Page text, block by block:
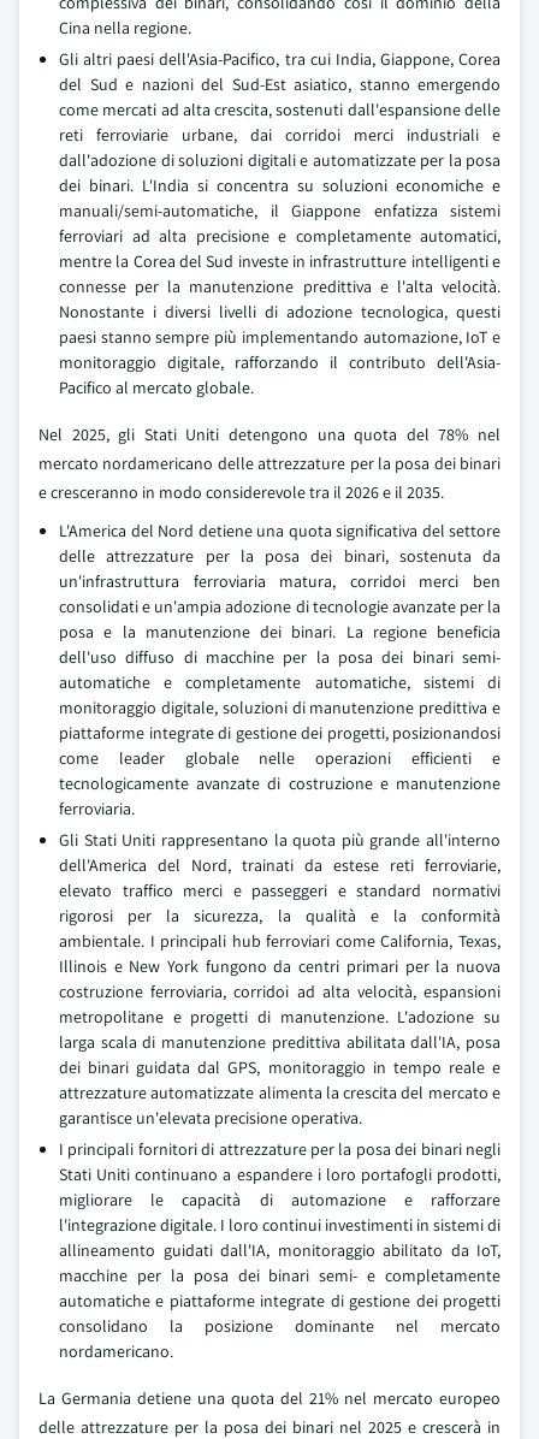
Cina nella regione.
Gli altri paesi dell'Asia-Pacifico, tra cui India, Giappone, Corea
del Sud e nazioni del Sud-Est asiatico, stanno emergendo
come mercati ad alta crescita, sostenuti dall'espansione delle
reti ferroviarie urbane, dai corridoi merci industriali e
dall'adozione di soluzioni digitali e automatizzate per la posa
dei binari. L'India si concentra su soluzioni economiche e
manuali/semi-automatiche, il Giappone enfatizza sistemi
ferroviari ad alta precisione e completamente automatici,
mentre la Corea del Sud investe in infrastrutture intelligenti e
connesse per la manutenzione predittiva e l'alta velocità.
Nonostante i diversi livelli di adozione tecnologica, questi
paesi stanno sempre più implementando automazione, IoT e
monitoraggio digitale, rafforzando il contributo dell'Asia-
Pacifico al mercato globale.
Nel 2025, gli Stati Uniti detengono una quota del 78% nel
mercato nordamericano delle attrezzature per la posa dei binari
e cresceranno in modo considerevole tra il 2026 e il 2035.
L'America del Nord detiene una quota significativa del settore
delle attrezzature per la posa dei binari, sostenuta da
un'infrastruttura ferroviaria matura, corridoi merci ben
consolidati e un'ampia adozione di tecnologie avanzate per la
posa e la manutenzione dei binari. La regione beneficia
dell'uso diffuso di macchine per la posa dei binari semi-
automatiche e completamente automatiche, sistemi di
monitoraggio digitale, soluzioni di manutenzione predittiva e
piattaforme integrate di gestione dei progetti, posizionandosi
come leader globale nelle operazioni efficienti e
tecnologicamente avanzate di costruzione e manutenzione
ferroviaria.
Gli Stati Uniti rappresentano la quota più grande all'interno
dell'America del Nord, trainati da estese reti ferroviarie,
elevato traffico merci e passeggeri e standard normativi
rigorosi per la sicurezza, la qualità e la conformità
ambientale. I principali hub ferroviari come California, Texas,
Illinois e New York fungono da centri primari per la nuova
costruzione ferroviaria, corridoi ad alta velocità, espansioni
metropolitane e progetti di manutenzione. L'adozione su
larga scala di manutenzione predittiva abilitata dall'IA, posa
dei binari guidata dal GPS, monitoraggio in tempo reale e
attrezzature automatizzate alimenta la crescita del mercato e
garantisce un'elevata precisione operativa.
I principali fornitori di attrezzature per la posa dei binari negli
Stati Uniti continuano a espandere i loro portafogli prodotti,
migliorare le capacità di automazione e rafforzare
l'integrazione digitale. I loro continui investimenti in sistemi di
allineamento guidati dall'IA, monitoraggio abilitato da IoT,
macchine per la posa dei binari semi- e completamente
automatiche e piattaforme integrate di gestione dei progetti
consolidano la posizione dominante nel mercato
nordamericano.
La Germania detiene una quota del 21% nel mercato europeo
delle attrezzature per la posa dei binari nel 2025 e crescerà in